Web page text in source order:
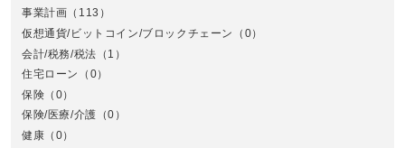
事業計画 （113）
仮想通貨/ビットコイン/ブロックチェーン
（0）
会計/税務/税法 （1）
住宅ローン
（0）
保険 （0）
保険/医療/介護 （0）
健康 （0）